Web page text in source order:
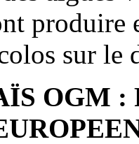
produire
sur le
OGM :